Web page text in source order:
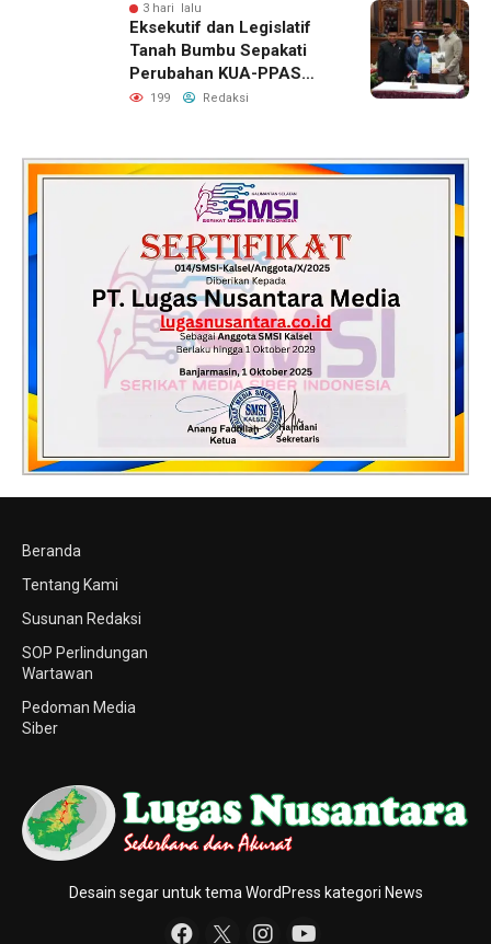
3 hari lalu
Eksekutif dan Legislatif
Tanah Bumbu Sepakati
Perubahan KUA-PPAS
2026, Perkuat Sinergi
199 Redaksi
Beranda
Tentang Kami
Susunan Redaksi
SOP Perlindungan
Wartawan
Pedoman Media
Siber
Desain segar untuk tema WordPress kategori News